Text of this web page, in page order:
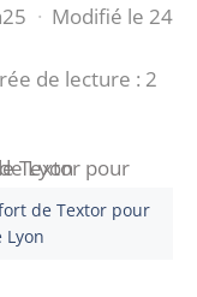
· Modifié le 24
de lecture : 2
de Textor pour